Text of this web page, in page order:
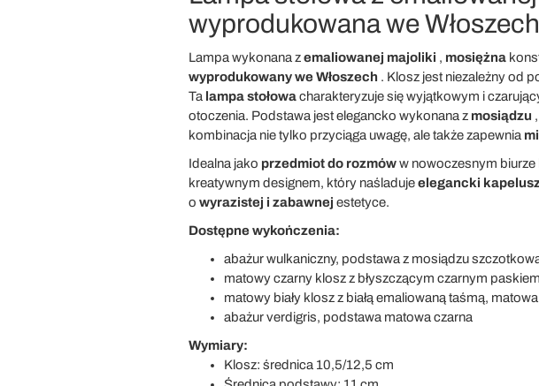
wyprodukowana we Włoszech
Lampa wykonana zemaliowanej majoliki , mosiężna
wyprodukowany we Włoszech . Klosz jest niezależny od
Ta lampa stołowacharakteryzuje się wyjątkowym i
otoczenia. Podstawa jest elegancko wykonana z mosiądzu
kombinacja nie tylko przyciąga uwagę, ale także zapewnia
Idealna jako przedmiot do rozmóww nowoczesnym biurze
kreatywnym designem, który naśladujeelegancki
o wyrazistej i zabawnej estetyce.
Dostępne wykończenia:
abażur wulkaniczny, podstawa z mosiądzu
matowy czarny klosz z błyszczącym czarnym
matowy biały klosz z białą emaliowaną taśmą,
abażur verdigris, podstawa matowa czarna
Wymiary:
Klosz: średnica 10,5/12,5 cm